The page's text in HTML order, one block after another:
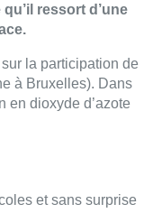
ressort d’une
la participation de
à Bruxelles). Dans
en dioxyde d’azote
et sans surprise